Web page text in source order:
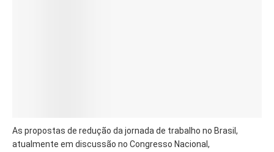
As propostas de redução da jornada de trabalho no Brasil,
atualmente em discussão no Congresso Nacional,